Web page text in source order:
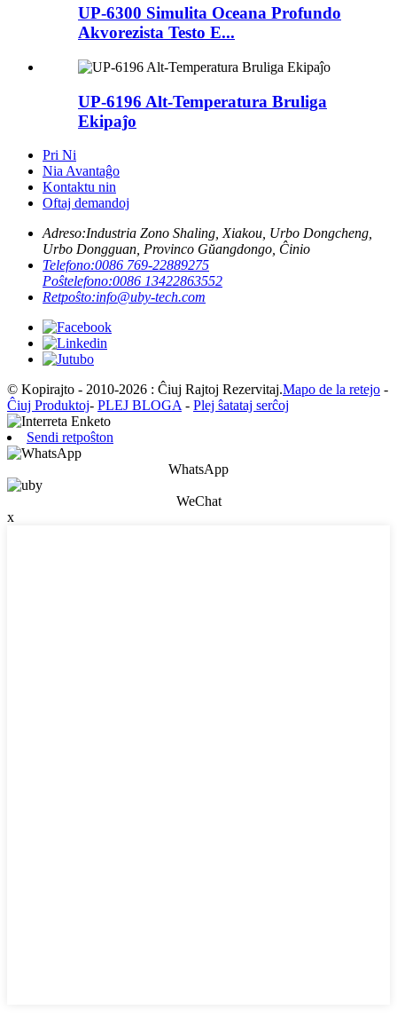
UP-6300 Simulita Oceana Profundo
Akvorezista Testo E...
UP-6196 Alt-Temperatura Bruliga
Ekipaĵo
Pri Ni
Nia Avantaĝo
Kontaktu nin
Oftaj demandoj
Adreso:Industria Zono Shaling, Xiakou, Urbo Dongcheng,
Urbo Dongguan, Provinco Gŭangdongo, Ĉinio
Telefono:0086 769-22889275
Poŝtelefono:0086 13422863552
Retpoŝto:info@uby-tech.com
© Kopirajto - 2010-2026 : Ĉiuj Rajtoj Rezervitaj.Mapo de la retejo -
Ĉiuj Produktoj- PLEJ BLOGA- Plej ŝatataj serĉoj
Sendi retpoŝton
WhatsApp
WeChat
x